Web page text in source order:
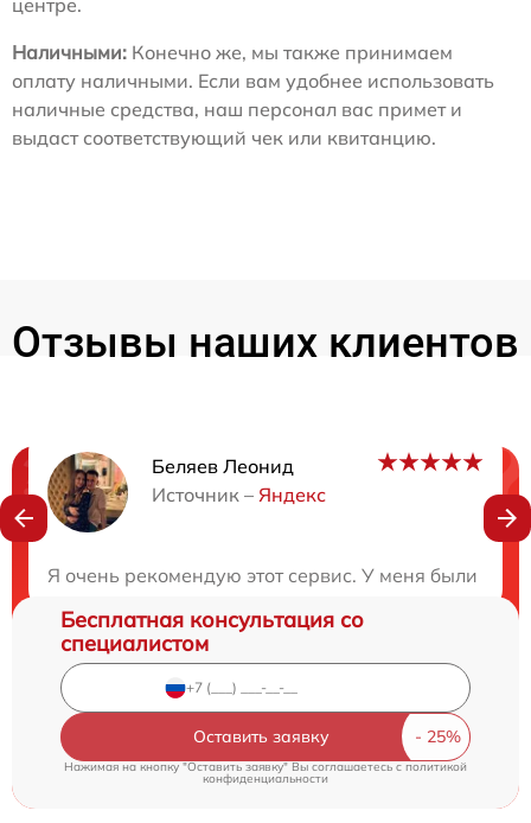
Наличными: Конечно же, мы также принимаем
оплату наличными. Если вам удобнее использовать
наличные средства, наш персонал вас примет и
выдаст соответствующий чек или квитанцию.
Отзывы наших клиентов
Беляев Леонид
Источник – Яндекс
Я очень рекомендую этот сервис. У меня были
Нужна консультация?
Бесплатная консультация со
специалистом
Оставить заявку
Нажимая на кнопку "Оставить заявку" Вы соглашаетесь cполитикой
конфиденциальности